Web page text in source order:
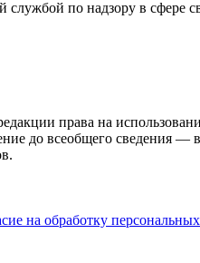
по надзору в сфере
права на
до всеобщего сведения
на обработку